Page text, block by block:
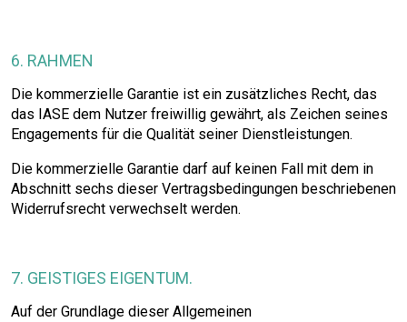
6. RAHMEN
Die kommerzielle Garantie ist ein zusätzliches Recht, das
das IASE dem Nutzer freiwillig gewährt, als Zeichen seines
Engagements für die Qualität seiner Dienstleistungen.
Die kommerzielle Garantie darf auf keinen Fall mit dem in
Abschnitt sechs dieser Vertragsbedingungen beschriebenen
Widerrufsrecht verwechselt werden.
7. GEISTIGES EIGENTUM.
Auf der Grundlage dieser Allgemeinen